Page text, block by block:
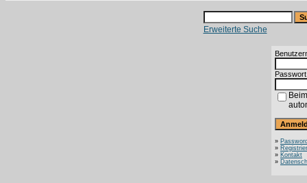
Erweiterte Suche
»
»
» Kontakt
»